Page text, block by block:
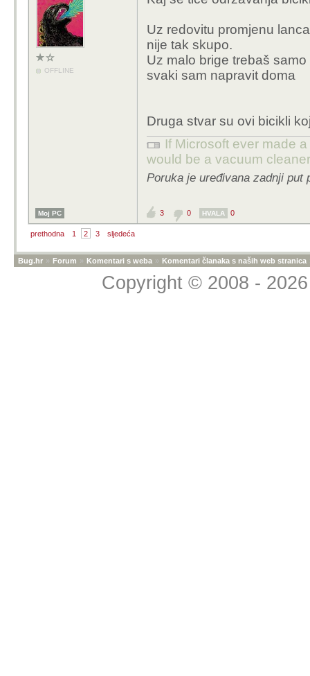
OFFLINE
Uz redovitu promjenu
nije tak skupo.
Uz malo brige trebaš
svaki sam napravit doma
Druga stvar su ovi bicikli
If Microsoft ever made
would be a vacuum
Poruka je uređivana zadnji put
Moj PC 3 0 HVALA 0
prethodna 1 2 3 sljedeća
Bug.hr » Forum » Komentari s weba » Komentari članaka s naših web stranica
Copyright © 2008 -